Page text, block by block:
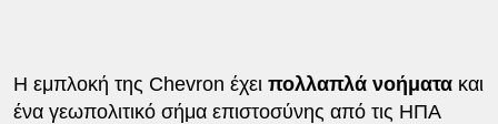
Η εμπλοκή της Chevron έχει πολλαπλά νοήματακαι
ένα γεωπολιτικό σήμα επιστοσύνης από τις ΗΠΑ